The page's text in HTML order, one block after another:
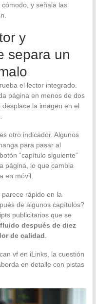
y señala las
y
separa un
el lector integrado.
página en menos de dos
la imagen en el
otro indicador. Algunos
para pasar al
“capítulo siguiente”
página, lo que cambia
en móvil.
rápido en la
de algunos capítulos?
publicitarios que se
después de diez
de calidad
vf en iLinks, la cuestión
en detalle con pistas